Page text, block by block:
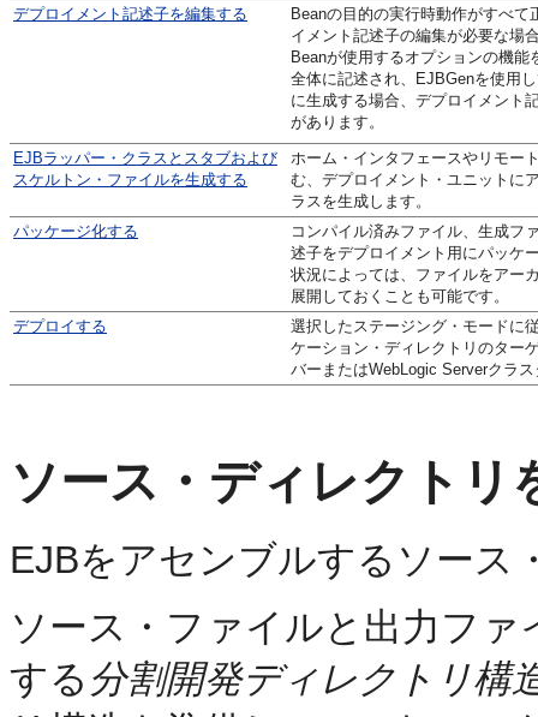
デプロイメント記述子を編集する
Beanの目的の実行時動作がすべ
イメント記述子の編集が必要な場
Beanが使用するオプションの機
全体に記述され、EJBGenを使用
に生成する場合、デプロイメント
があります。
EJBラッパー・クラスとスタブおよび
スケルトン・ファイルを生成する
ホーム・インタフェースやリモー
む、デプロイメント・ユニットに
ラスを生成します。
パッケージ化する
コンパイル済みファイル、生成フ
述子をデプロイメント用にパッケ
状況によっては、ファイルをアー
展開しておくことも可能です。
デプロイする
選択したステージング・モードに
ケーション・ディレクトリのター
バーまたはWebLogic Serverクラ
ソース・ディレクトリ
EJBをアセンブルするソース
ソース・ファイルと出力フ
する 分割開発ディレクトリ構